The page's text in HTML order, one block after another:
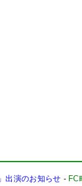
出演のお知らせ - FC